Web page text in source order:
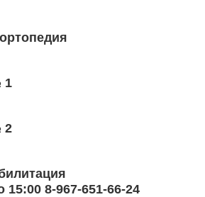
1
2
15:00 8-967-651-66-24